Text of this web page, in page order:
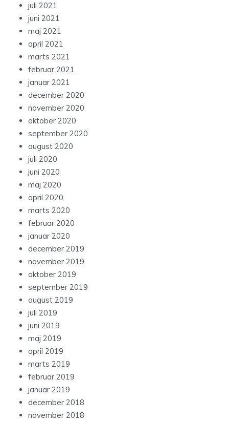
juli 2021
juni 2021
maj 2021
april 2021
marts 2021
februar 2021
januar 2021
december 2020
november 2020
oktober 2020
september 2020
august 2020
juli 2020
juni 2020
maj 2020
april 2020
marts 2020
februar 2020
januar 2020
december 2019
november 2019
oktober 2019
september 2019
august 2019
juli 2019
juni 2019
maj 2019
april 2019
marts 2019
februar 2019
januar 2019
december 2018
november 2018